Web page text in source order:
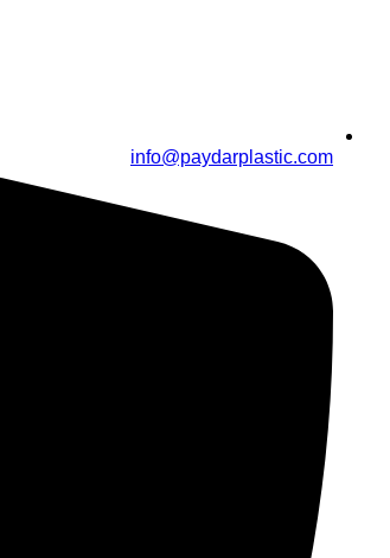
info@paydarplastic.com